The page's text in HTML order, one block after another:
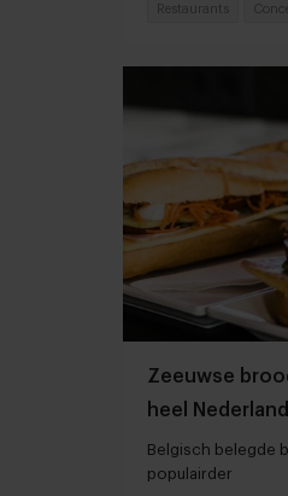
Restaurants
Zeeuwse
heel
Belgisch belegde
populairder